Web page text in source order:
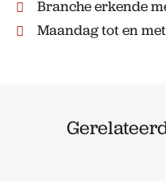
Branche erkende
Maandag tot en